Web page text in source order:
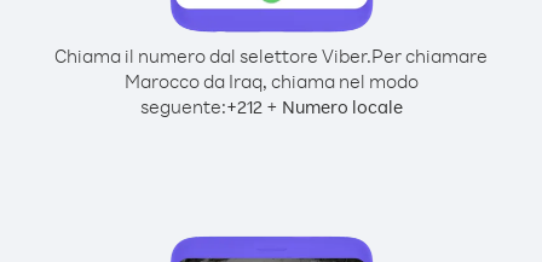
Chiama il numero dal selettore Viber.Per chiamare
Marocco da Iraq, chiama nel modo
seguente:+212+ Numero locale